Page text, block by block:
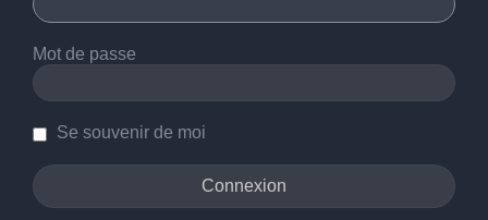
Mot de passe
Se souvenir de moi